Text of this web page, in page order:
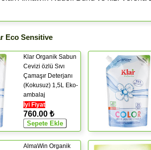
Eco Sensitive
Klar Organik Sabun
Cevizi özlü Sıvı
Çamaşır Deterjanı
(Kokusuz) 1,5L Eko-
ambalaj
İyi Fiyat
760.00 ₺
AlmaWin Organik